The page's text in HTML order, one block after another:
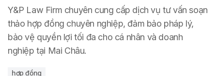
Y&P Law Firm chuyên cung cấp dịch vụ tư vấn soạn
thảo hợp đồng chuyên nghiệp, đảm bảo pháp lý,
bảo vệ quyền lợi tối đa cho cá nhân và doanh
nghiệp tại Mai Châu.
hợp đồng